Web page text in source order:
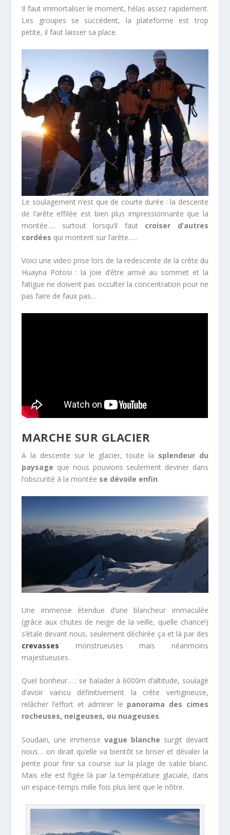
Il faut immortaliser le moment, hélas assez rapidement.
Les groupes se succèdent, la plateforme est trop
petite, il faut laisser sa place.
Le soulagement n’est que de courte durée : la descente
de l’arête effilée est bien plus impressionnante que la
montée…. surtout lorsqu’il faut croiser d’autres
cordées qui montent sur l’arête…..
Voici une video prise lors de la redescente de la crête du
Huayna Potosi : la joie d’être arrivé au sommet et la
fatigue ne doivent pas occulter la concentration pour ne
pas faire de faux pas…
MARCHE SUR GLACIER
A la descente sur le glacier, toute la splendeur du
paysage que nous pouvions seulement deviner dans
l’obscurité à la montée se dévoile enfin.
Une immense étendue d’une blancheur immaculée
(grâce aux chutes de neige de la veille, quelle chance!)
s’étale devant nous, seulement déchirée ça et là par des
crevasses monstrueuses mais néanmoins
majestueuses.
Quel bonheur… : se balader à 6000m d’altitude, soulagé
d’avoir vaincu définitivement la crête vertigineuse,
relâcher l’effort et admirer le panorama des cimes
rocheuses, neigeuses, ou nuageuses.
Soudain, une immense vague blanche surgit devant
nous… on dirait qu’elle va bientôt se briser et dévaler la
pente pour finir sa course sur la plage de sable blanc.
Mais elle est figée là par la température glaciale, dans
un espace-temps mille fois plus lent que le nôtre.